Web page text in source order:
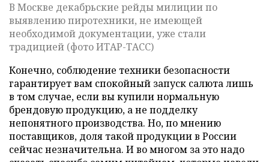
В Москве декабрьские рейды милиции по
выявлению пиротехники, не имеющей
необходимой документации, уже стали
традицией (фото ИТАР-ТАСС)
Конечно, соблюдение техники безопасности
гарантирует вам спокойный запуск салюта лишь
в том случае, если вы купили нормальную
брендовую продукцию, а не подделку
непонятного производства. Но, по мнению
поставщиков, доля такой продукции в России
сейчас незначительна. И во многом за это надо